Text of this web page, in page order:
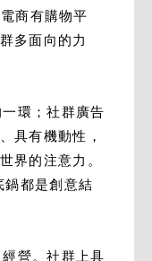
商有購物平
多面向的力
一環；社群廣告
具有機動性，
界的注意力。
鍋都是創意結
經營。社群上具